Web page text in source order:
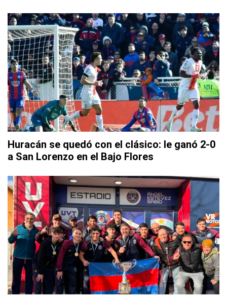
Huracán se quedó con el clásico: le ganó 2-0
a San Lorenzo en el Bajo Flores